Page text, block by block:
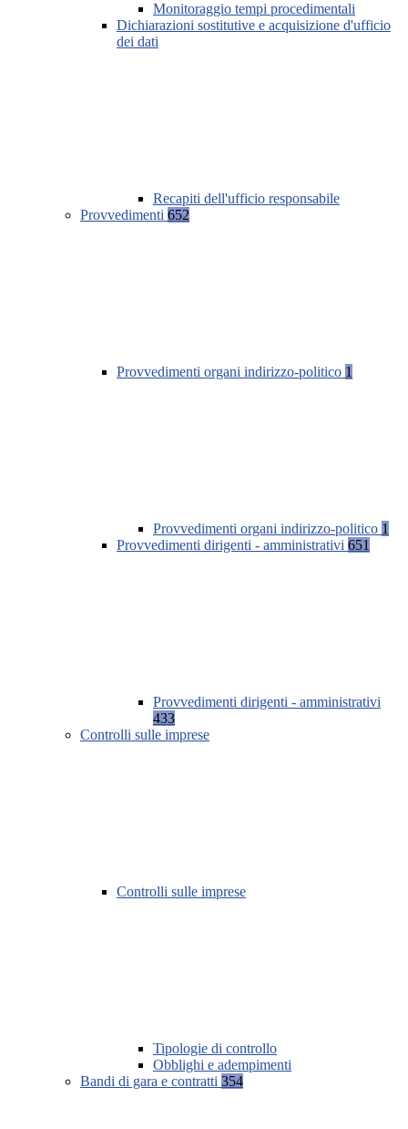
Monitoraggio tempi procedimentali
Dichiarazioni sostitutive e acquisizione d'ufficio
dei dati
Recapiti dell'ufficio responsabile
Provvedimenti 652
Provvedimenti organi indirizzo-politico 1
Provvedimenti organi indirizzo-politico 1
Provvedimenti dirigenti - amministrativi 651
Provvedimenti dirigenti - amministrativi
433
Controlli sulle imprese
Controlli sulle imprese
Tipologie di controllo
Obblighi e adempimenti
Bandi di gara e contratti 354